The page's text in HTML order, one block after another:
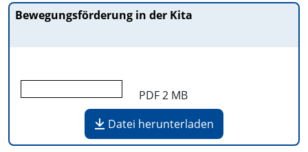
Bewegungsförderung in der Kita
PDF2 MB
Datei herunterladen